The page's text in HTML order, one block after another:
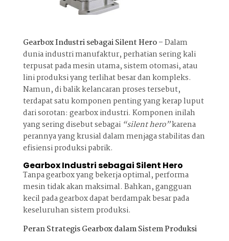
Gearbox Industri sebagai Silent Hero –Dalam
dunia industri manufaktur, perhatian sering kali
terpusat pada mesin utama, sistem otomasi, atau
lini produksi yang terlihat besar dan kompleks.
Namun, di balik kelancaran proses tersebut,
terdapat satu komponen penting yang kerap luput
dari sorotan: gearbox industri. Komponen inilah
yang sering disebut sebagai “silent hero”karena
perannya yang krusial dalam menjaga stabilitas dan
efisiensi produksi pabrik.
Gearbox Industri sebagai Silent Hero
Tanpa gearbox yang bekerja optimal, performa
mesin tidak akan maksimal. Bahkan, gangguan
kecil pada gearbox dapat berdampak besar pada
keseluruhan sistem produksi.
Peran Strategis Gearbox dalam Sistem Produksi